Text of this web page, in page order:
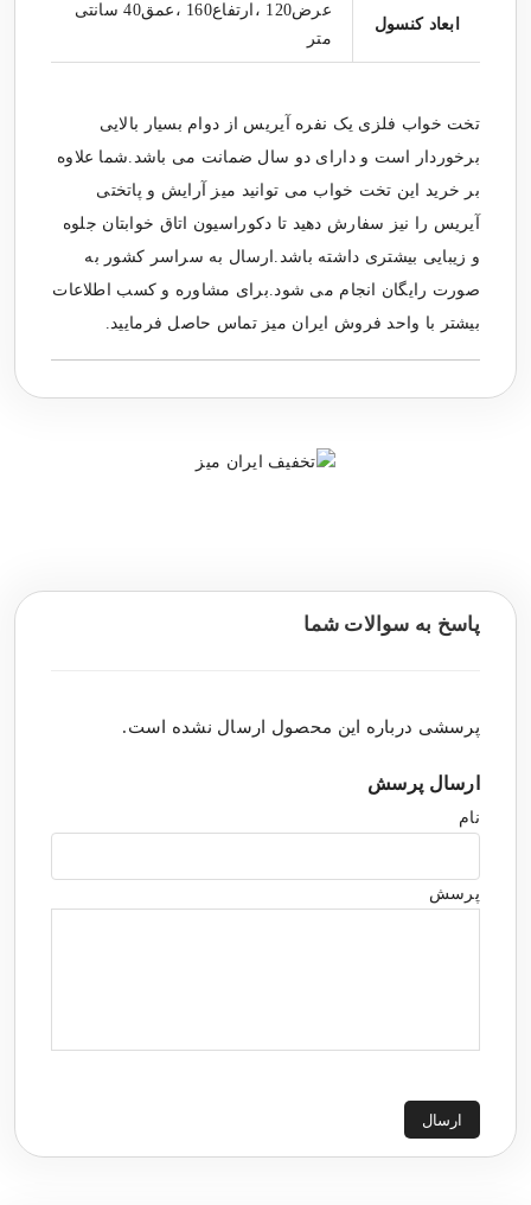
ابعاد کنسول
عرض120 ،ارتفاع160 ،عمق40 سانتی
متر
تخت خواب فلزی یک نفره آیریس از دوام بسیار بالایی
برخوردار است و دارای دو سال ضمانت می باشد.شما علاوه
بر خرید این تخت خواب می توانید میز آرایش و پاتختی
آیریس را نیز سفارش دهید تا دکوراسیون اتاق خوابتان جلوه
و زیبایی بیشتری داشته باشد.ارسال به سراسر کشور به
صورت رایگان انجام می شود.برای مشاوره و کسب اطلاعات
بیشتر با واحد فروش ایران میز تماس حاصل فرمایید.
پاسخ به سوالات شما
پرسشی درباره این محصول ارسال نشده است.
ارسال پرسش
نام
پرسش
ارسال